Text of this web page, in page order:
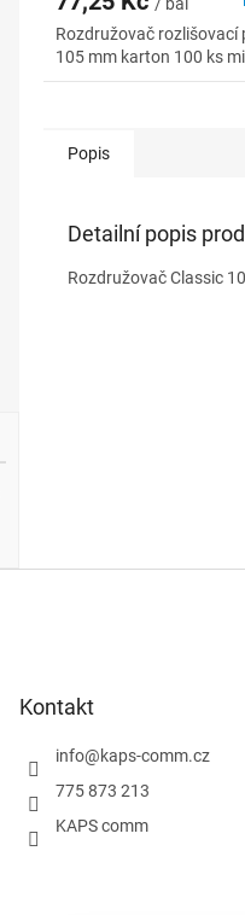
/ bal
Rozdružovač rozlišovací
105 mm karton 100 ks
Popis
Detailní popis
Rozdružovač Classic
Kontakt
info@kaps-comm.cz
775 873 213
KAPS comm